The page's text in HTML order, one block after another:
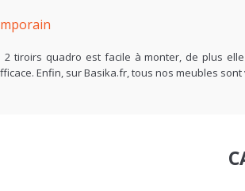
2 tiroirs quadro est facile à monter, de plus
Enfin, sur Basika.fr, tous nos meubles